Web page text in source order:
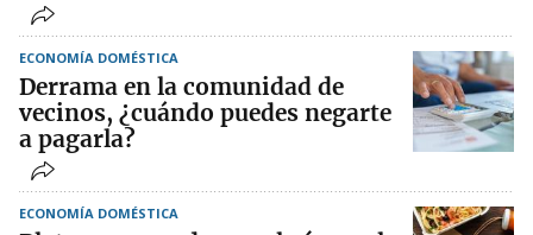
ECONOMÍA DOMÉSTICA
Derrama en la comunidad de
vecinos, ¿cuándo puedes negarte
a pagarla?
ECONOMÍA DOMÉSTICA